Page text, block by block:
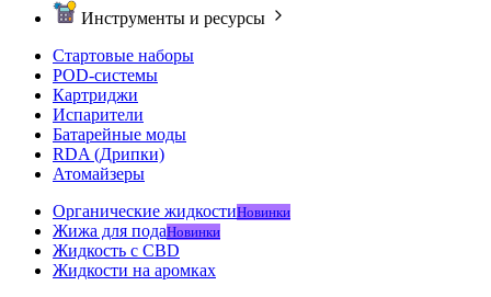
Инструменты и ресурсы
Стартовые наборы
POD-системы
Картриджи
Испарители
Батарейные моды
RDA (Дрипки)
Атомайзеры
Органические жидкостиНовинки
Жижа для подаНовинки
Жидкость с CBD
Жидкости на аромках